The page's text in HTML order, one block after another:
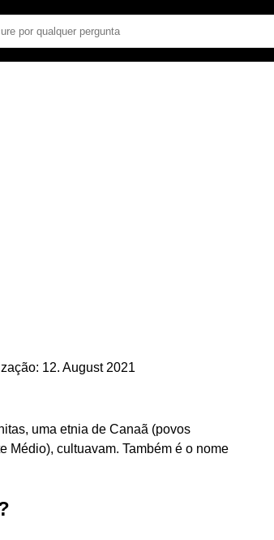
12. August 2021
uma etnia de Canaã (povos
Médio), cultuavam. Também é o nome